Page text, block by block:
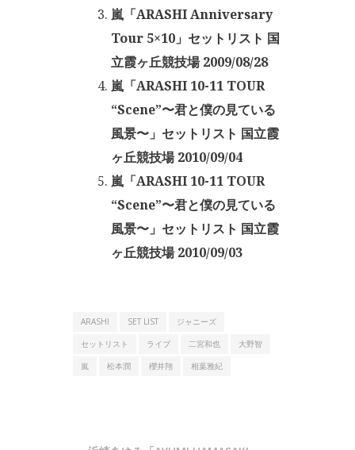
嵐「ARASHI Anniversary
Tour 5×10」セットリスト 国
立霞ヶ丘競技場 2009/08/28
嵐「ARASHI 10-11 TOUR
“Scene”〜君と僕の見ている
風景〜」セットリスト 国立霞
ヶ丘競技場 2010/09/04
嵐「ARASHI 10-11 TOUR
“Scene”〜君と僕の見ている
風景〜」セットリスト 国立霞
ヶ丘競技場 2010/09/03
ARASHI SET LIST
ジャニーズ
セットリスト
ライブ 二宮和也
大野智
嵐
松本潤 櫻井翔 相葉雅紀